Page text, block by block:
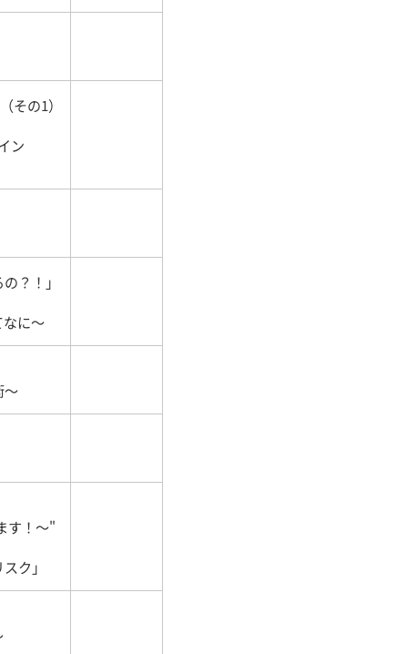
その1）
ン
？！」
に〜
〜
す！～"
ク」